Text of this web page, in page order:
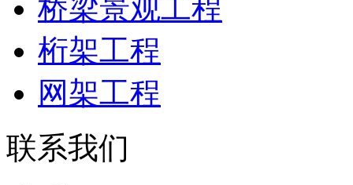
桥梁景观工程
桁架工程
网架工程
联系我们